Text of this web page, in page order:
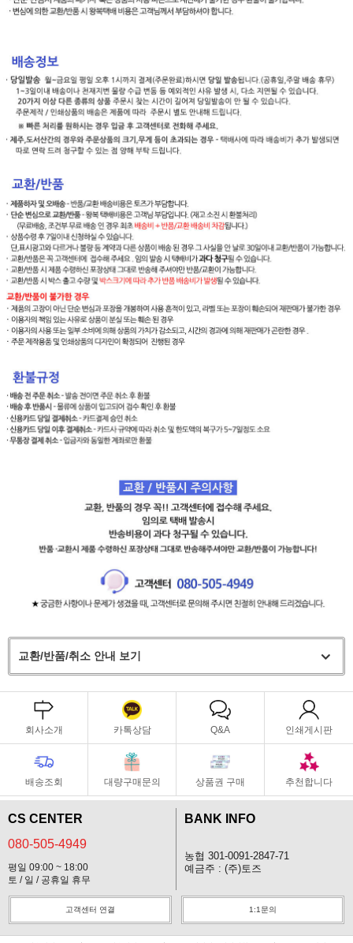
교환/반품/취소 안내 보기
회사소개 카톡상담 Q&A 인쇄게시판
배송조회 대량구매문의 상품권 구매 추천합니다
CS CENTER
080-505-4949
평일 09:00 ~ 18:00
토 / 일 / 공휴일 휴무
BANK INFO
농협 301-0091-2847-71
예금주 : (주)토즈
고객센터 연결 1:1문의